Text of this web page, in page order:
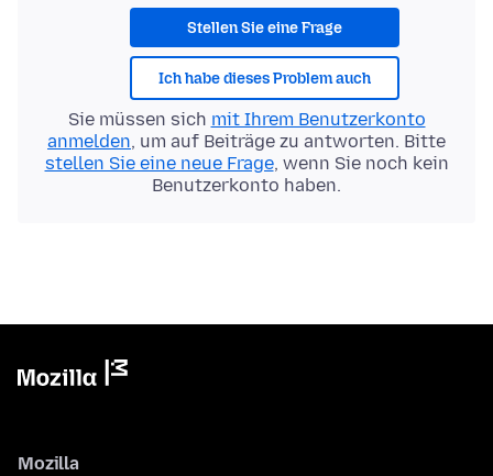
Stellen Sie eine Frage
Ich habe dieses Problem auch
Sie müssen sich mit Ihrem Benutzerkonto
anmelden, um auf Beiträge zu antworten. Bitte
stellen Sie eine neue Frage, wenn Sie noch kein
Benutzerkonto haben.
Mozilla